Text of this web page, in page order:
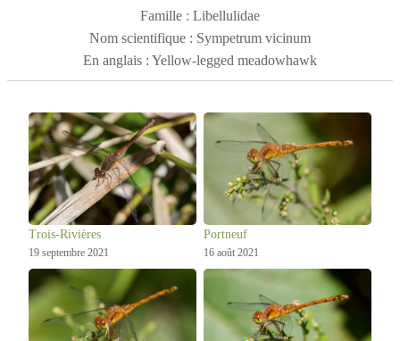
Famille : Libellulidae
Nom scientifique : Sympetrum vicinum
En anglais : Yellow-legged meadowhawk
Trois-Rivières
19 septembre 2021
Portneuf
16 août 2021